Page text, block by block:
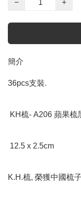
−
+
簡介
36pcs支裝.
K.H.梳, 榮獲中國梳